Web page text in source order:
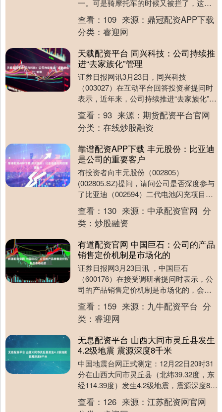
一。可是骑摩托车的时候又被拦了，这还
有道理吗？”这是来自网友的提问。有没有
道理呢？....
查看： 109 来源： 鼎冠配资APP下载
分类： 睿迎网
天载配资平台 同兴科技：公司持续推
进“去家族化”管理
证券日报网讯3月23日，同兴科技
（003027）在互动平台回答投资者提问时
表示，近年来，公司持续推进“去家族化”管
理，招聘优秀管理人才充实经营管理层，
同时进一步....
查看： 93 来源： 期货配资平台官网
分类： 在线炒股融资
靠谱配资APP下载 丰元股份：比亚迪
是公司的重要客户
有投资者向丰元股份（002805）
(002805.SZ)提问，请问公司是否深度参与
了比亚迪（002594）二代电池闪充项目？
如果参于了是否有新的专利技术在里
面？....
查看： 130 来源： 中承配资官网 分
类： 炒股融资
有道配资官网 中国巨石：公司的产品
销售定价机制是市场化的
证券日报网3月23日讯 ，中国巨石
（600176）在接受调研者提问时表示，公
司的产品销售定价机制是市场化的，会综
合参考市场供需、成本波动、产品价值及
客户合作等因....
查看： 159 来源： 九牛配资平台 分
类： 睿迎网
无息配资平台 山西大同市灵丘县发生
4.2级地震 震源深度8千米
中国地震台网正式测定：12月22日20时31
分在山西大同市灵丘县（北纬39.32度，东
经114.39度）发生4.2级地震，震源深度8千
米。 举报 第一财经广告合....
查看： 126 来源： 江苏配资网官网